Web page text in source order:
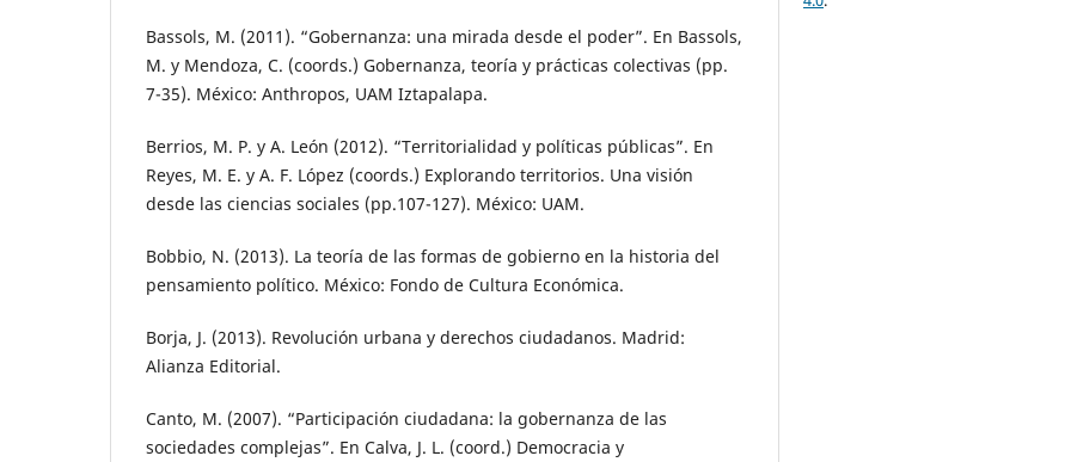
Bassols, M. (2011). “Gobernanza: una mirada desde el poder”. En Bassols,
M. y Mendoza, C. (coords.) Gobernanza, teoría y prácticas colectivas (pp.
7-35). México: Anthropos, UAM Iztapalapa.
Berrios, M. P. y A. León (2012). “Territorialidad y políticas públicas”. En
Reyes, M. E. y A. F. López (coords.) Explorando territorios. Una visión
desde las ciencias sociales (pp.107-127). México: UAM.
Bobbio, N. (2013). La teoría de las formas de gobierno en la historia del
pensamiento político. México: Fondo de Cultura Económica.
Borja, J. (2013). Revolución urbana y derechos ciudadanos. Madrid:
Alianza Editorial.
Canto, M. (2007). “Participación ciudadana: la gobernanza de las
sociedades complejas”. En Calva, J. L. (coord.) Democracia y